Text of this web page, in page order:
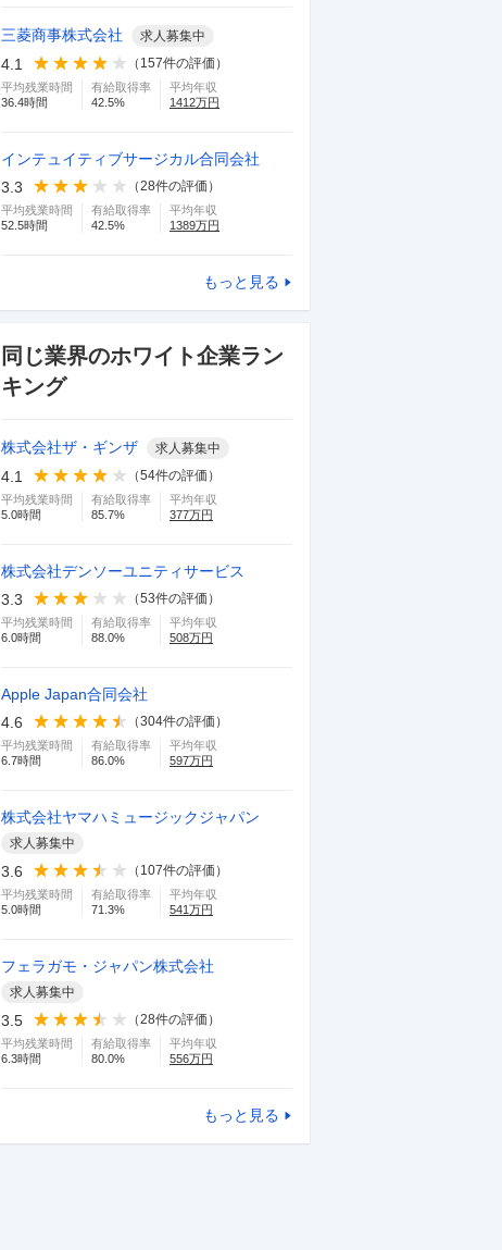
三菱商事株式会社 求人募集中
4.1 （ 157件の評価）
平均残業時間
36.4時間
有給取得率
42.5%
平均年収
1412万円
インテュイティブサージカル合同会社
3.3
（28件の評価）
平均残業時間
52.5時間
有給取得率
42.5%
平均年収
1389万円
もっと見る
同じ業界のホワイト企業ラン
キング
株式会社ザ・ギンザ 求人募集中
4.1 （54件の評価）
平均残業時間
5.0時間
有給取得率
85.7%
平均年収
377万円
株式会社デンソーユニティサービス
3.3
（53件の評価）
平均残業時間
6.0時間
有給取得率
88.0%
平均年収
508万円
Apple Japan合同会社
4.6
（304件の評価）
平均残業時間
6.7時間
有給取得率
86.0%
平均年収
597万円
株式会社ヤマハミュージックジャパン
求人募集中
3.6 （ 107件の評価）
平均残業時間
5.0時間
有給取得率
71.3%
平均年収
541 万円
フェラガモ・ジャパン株式会社
求人募集中
3.5 （28件の評価）
平均残業時間
6.3時間
有給取得率
80.0%
平均年収
556万円
もっと見る